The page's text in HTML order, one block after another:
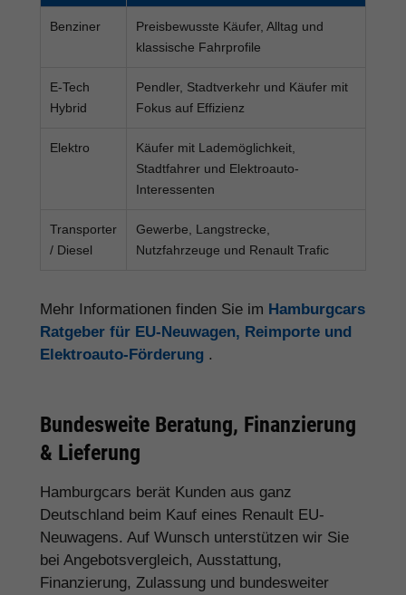
Benziner
Preisbewusste Käufer, Alltag und
klassische Fahrprofile
E-Tech
Hybrid
Pendler, Stadtverkehr und Käufer mit
Fokus auf Effizienz
Elektro
Käufer mit Lademöglichkeit,
Stadtfahrer und Elektroauto-
Interessenten
Transporter
/ Diesel
Gewerbe, Langstrecke,
Nutzfahrzeuge und Renault Trafic
Mehr Informationen finden Sie im Hamburgcars
Ratgeber für EU-Neuwagen, Reimporte und
Elektroauto-Förderung .
Bundesweite Beratung, Finanzierung
& Lieferung
Hamburgcars berät Kunden aus ganz
Deutschland beim Kauf eines Renault EU-
Neuwagens. Auf Wunsch unterstützen wir Sie
bei Angebotsvergleich, Ausstattung,
Finanzierung, Zulassung und bundesweiter